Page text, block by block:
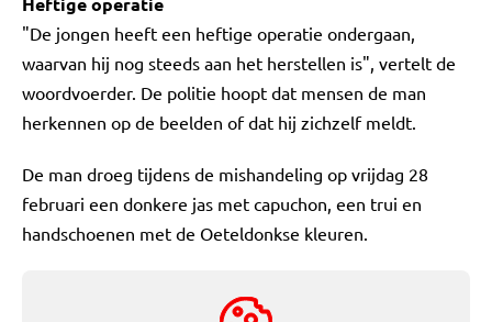
"De jongen heeft een heftige operatie ondergaan,
waarvan hij nog steeds aan het herstellen is", vertelt de
woordvoerder. De politie hoopt dat mensen de man
herkennen op de beelden of dat hij zichzelf meldt.
De man droeg tijdens de mishandeling op vrijdag 28
februari een donkere jas met capuchon, een trui en
handschoenen met de Oeteldonkse kleuren.